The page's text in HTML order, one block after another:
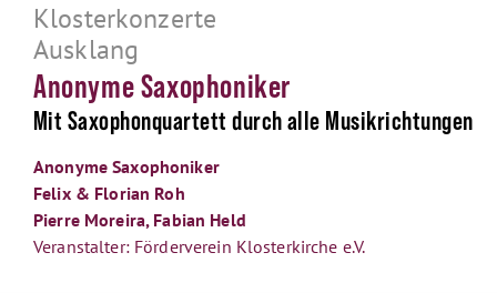
Klosterkonzerte
Ausklang
Anonyme Saxophoniker
Mit Saxophonquartett durch alle Musikrichtungen
Anonyme Saxophoniker
Felix & Florian Roh
Pierre Moreira, Fabian Held
Veranstalter: Förderverein Klosterkirche e.V.